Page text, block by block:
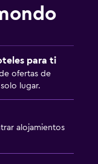
para ti
ofertas de
lugar.
alojamientos